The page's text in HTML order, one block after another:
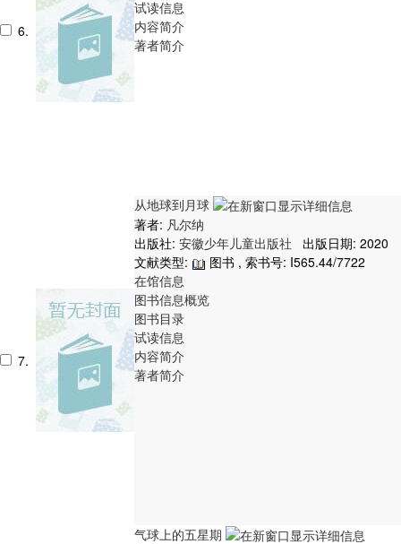
6.
试读信息
内容简介
著者简介
7.
从地球到月球
著者: 凡尔纳
出版社: 安徽少年儿童出版社
出版日期: 2020
文献类型:
图书 , 索书号: I565.44/7722
在馆信息
图书信息概览
图书目录
试读信息
内容简介
著者简介
气球上的五星期